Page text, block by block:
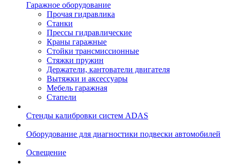
Гаражное оборудование
Прочая гидравлика
Станки
Прессы гидравлические
Краны гаражные
Стойки трансмиссионные
Стяжки пружин
Держатели, кантователи двигателя
Вытяжки и аксессуары
Мебель гаражная
Стапели
Стенды калибровки систем ADAS
Оборудование для диагностики подвески автомобилей
Освещение